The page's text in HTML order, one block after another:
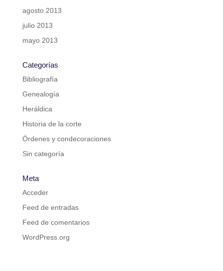
agosto 2013
julio 2013
mayo 2013
Categorías
Bibliografía
Genealogía
Heráldica
Historia de la corte
Órdenes y condecoraciones
Sin categoría
Meta
Acceder
Feed de entradas
Feed de comentarios
WordPress.org